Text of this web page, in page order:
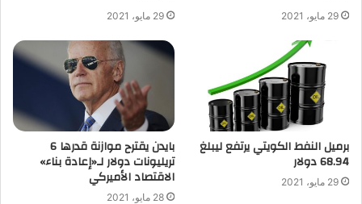
29 مايو، 2021 29 مايو، 2021
برميل النفط الكويتي يرتفع ليبلغ
68.94 دولار
29 مايو، 2021
بايدن يقترح موازنة قدرها 6
تريليونات دولار لـ«إعادة بناء»
الاقتصاد الأميركي
28 مايو، 2021